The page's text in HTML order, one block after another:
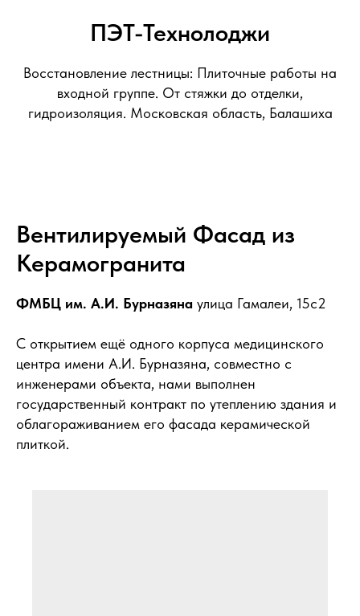
Ремонтно-восстановительные работы
ПЭТ-Технолоджи
Восстановление лестницы: Плиточные работы на
входной группе. От стяжки до отделки,
гидроизоляция. Московская область, Балашиха
вентилируемого фасада с
утеплением здания
Вентилируемый Фасад из
Керамогранита
ФМБЦ им. А.И. Бурназяна улица Гамалеи, 15с2
С открытием ещё одного корпуса медицинского
центра имени А.И. Бурназяна, совместно с
инженерами объекта, нами выполнен
государственный контракт по утеплению здания и
облагораживанием его фасада керамической
плиткой.